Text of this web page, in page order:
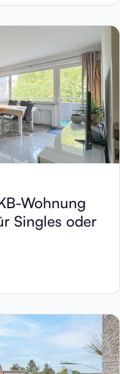
Wohnung
Singles oder